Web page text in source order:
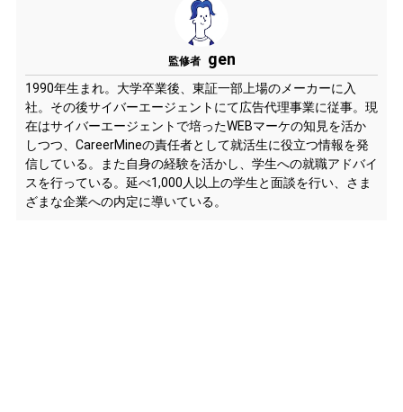
監修者 gen
1990年生まれ。大学卒業後、東証一部上場のメーカーに入
社。その後サイバーエージェントにて広告代理事業に従事。現
在はサイバーエージェントで培ったWEBマーケの知見を活か
しつつ、CareerMineの責任者として就活生に役立つ情報を発
信している。また自身の経験を活かし、学生への就職アドバイ
スを行っている。延べ1,000人以上の学生と面談を行い、さま
ざまな企業への内定に導いている。